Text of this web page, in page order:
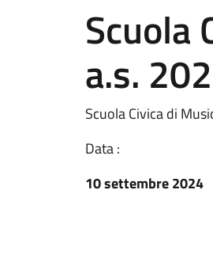
Scuola
a.s.
Scuola Civica di
Data :
10 settembre 2024